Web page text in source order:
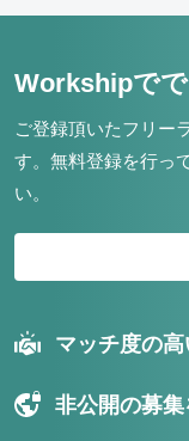
Workshipで
ご登録頂いたフリー
す。 無料登録を行っ
い。
マッチ度の
非公開の募